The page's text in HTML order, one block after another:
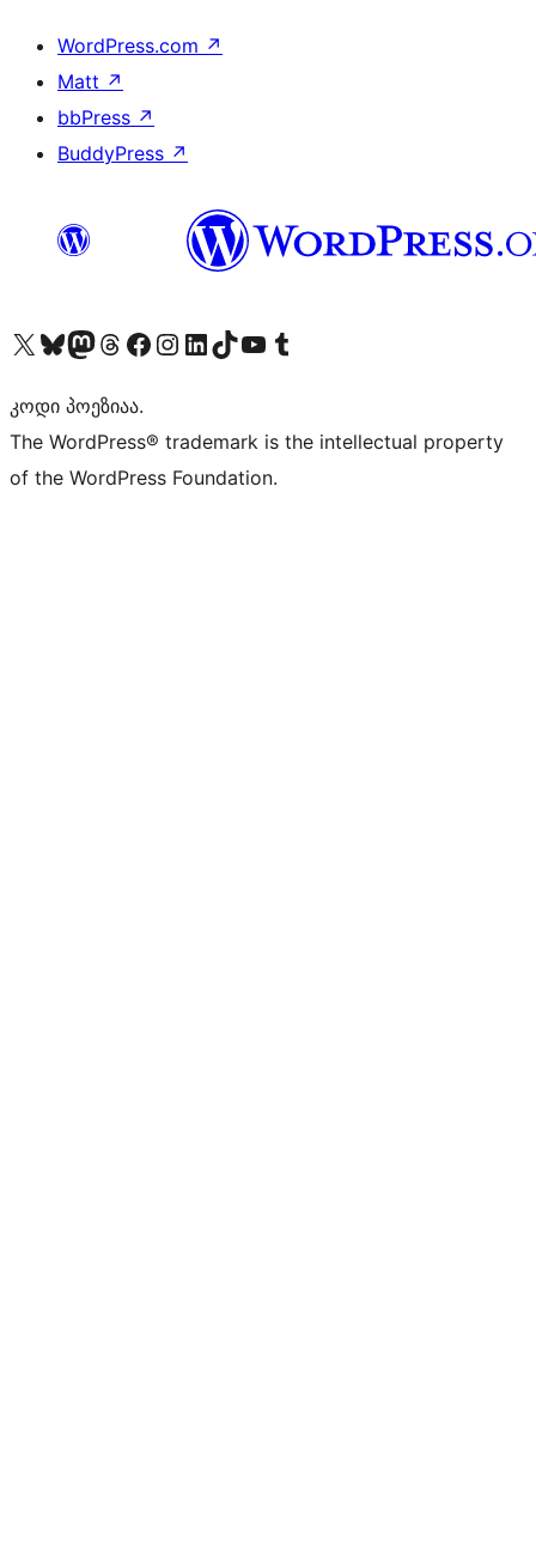
WordPress.com ↗
Matt ↗
bbPress ↗
BuddyPress ↗
Visit our X (formerly Twitter) account
Visit our Bluesky account
Visit our Mastodon account
Visit our Threads account
Visit our Facebook page
Visit our Instagram account
Visit our LinkedIn account
Visit our TikTok account
Visit our YouTube channel
Visit our Tumblr account
კოდი პოეზიაა.
The WordPress® trademark is the intellectual property
of the WordPress Foundation.